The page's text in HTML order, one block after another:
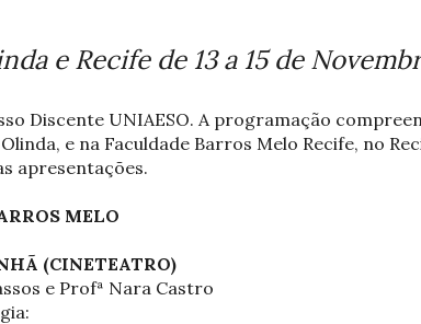
e Recife de 13 a 15 de
Discente UNIAESO. A programação
e na Faculdade Barros Melo Recife, no
apresentações.
MELO
(CINETEATRO)
e Profª Nara Castro